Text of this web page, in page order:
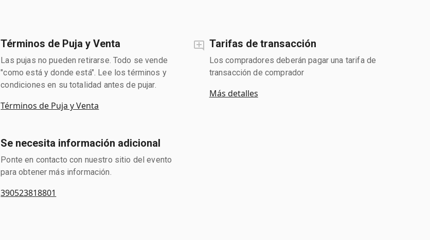
Términos de Puja y Venta
Las pujas no pueden retirarse. Todo se vende
"como está y donde está". Lee los términos y
condiciones en su totalidad antes de pujar.
Términos de Puja y Venta
Tarifas de transacción
Los compradores deberán pagar una tarifa de
transacción de comprador
Más detalles
Se necesita información adicional
Ponte en contacto con nuestro sitio del evento
para obtener más información.
390523818801